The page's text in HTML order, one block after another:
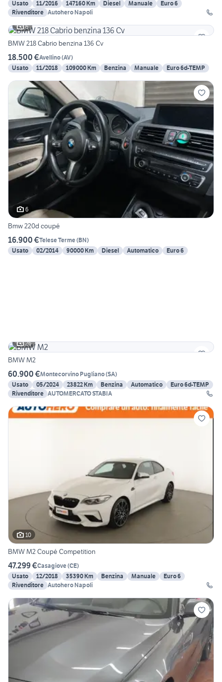
Usato 11/2016 147160 Km Diesel Manuale
Euro 6
Rivenditore Autohero Napoli
6
BMW 218 Cabrio benzina 136 Cv
18.500 €Avellino(AV)
Usato
11/2018 109000 Km Benzina Manuale Euro 6d-TEMP
6
Bmw 220d coupé
16.900 €Telese Terme(BN)
Usato
02/2014 90000 Km Diesel Automatico Euro 6
26
BMW M2
60.900 €Montecorvino Pugliano(SA)
Usato
05/2024 23822 Km Benzina Automatico
Euro 6d-TEMP
Rivenditore AUTOMERCATO STABIA
10
BMW M2 Coupé Competition
47.299 €Casagiove(CE)
Usato
12/2018 35390 Km Benzina Manuale
Euro 6
Rivenditore Autohero Napoli